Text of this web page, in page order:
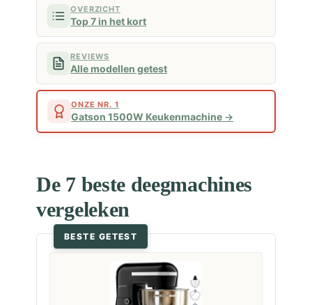
OVERZICHT
Top 7 in het kort
REVIEWS
Alle modellen getest
ONZE NR. 1
Gatson 1500W Keukenmachine
De 7 beste deegmachines
vergeleken
BESTE GETEST